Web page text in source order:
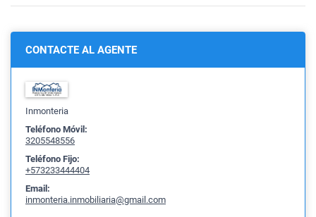
CONTACTE AL AGENTE
Inmonteria
Teléfono Móvil:
3205548556
Teléfono Fijo:
+573233444404
Email:
inmonteria.inmobiliaria@gmail.com